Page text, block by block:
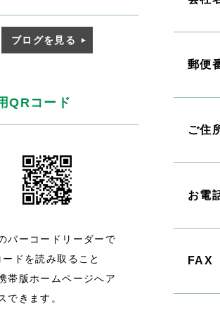
郵便
ご住
お電
FAX
ブログを見る
QRコード
バーコードリーダーで
ドを読み取ること
帯版ホームページへア
できます。